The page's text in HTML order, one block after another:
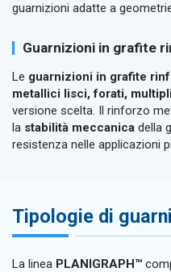
guarnizioni adatte a
Guarnizioni in grafite
Le guarnizioni in grafite
metallici lisci, forati,
versione scelta. Il rinforzo
la stabilità meccanica della
resistenza nelle applicazioni
Tipologie di
La linea PLANIGRAPH™